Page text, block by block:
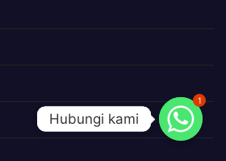
1
Hubungi kami
Hubungi kami